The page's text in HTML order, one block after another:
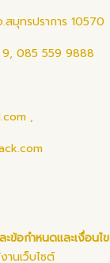
สมุทรปราการ 10570
085 559 9888
,
ข้อกำหนดและเงื่อนไข
านเว็บไซต์